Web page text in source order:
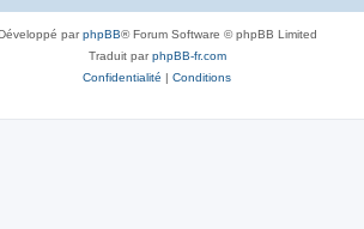
parphpBB® Forum Software © phpBB Limited
Traduit parphpBB-fr.com
Confidentialité | Conditions